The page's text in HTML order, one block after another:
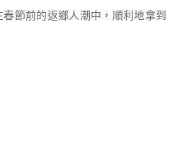
前的返鄉人潮中，順利地拿到